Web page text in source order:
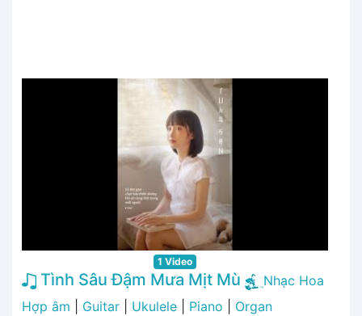
1 Video
Tình Sâu Đậm Mưa Mịt Mù
Nhạc Hoa
Hợp âm
Guitar Ukulele Piano
Organ